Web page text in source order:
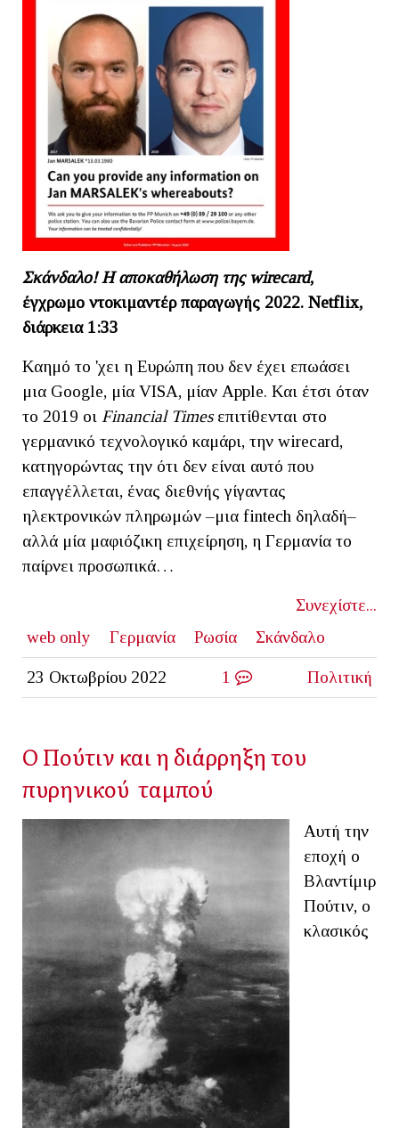
Σκάνδαλο! Η αποκαθήλωση της wirecard,
έγχρωμο ντοκιμαντέρ παραγωγής 2022. Netflix,
διάρκεια 1:33
Καημό το 'χει η Ευρώπη που δεν έχει επωάσει
μια Google, μία VISA, μίαν Apple. Και έτσι όταν
το 2019 οι Financial Timesεπιτίθενται στο
γερμανικό τεχνολογικό καμάρι, την wirecard,
κατηγορώντας την ότι δεν είναι αυτό που
επαγγέλλεται, ένας διεθνής γίγαντας
ηλεκτρονικών πληρωμών –μια fintech δηλαδή–
αλλά μία μαφιόζικη επιχείρηση, η Γερμανία το
παίρνει προσωπικά…
Συνεχίστε...
web only
Γερμανία Ρωσία Σκάνδαλο
23 Οκτωβρίου 2022 1 Πολιτική
Ο Πούτιν και η διάρρηξη του
πυρηνικού ταμπού
Αυτή την
εποχή ο
Βλαντίμιρ
Πούτιν, ο
κλασικός